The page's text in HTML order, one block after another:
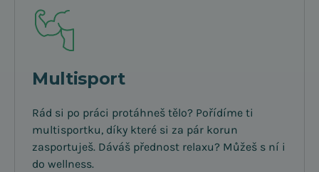
Multisport
Rád si po práci protáhneš tělo? Pořídíme ti
multisportku, díky které si za pár korun
zasportuješ. Dáváš přednost relaxu? Můžeš s ní i
do wellness.